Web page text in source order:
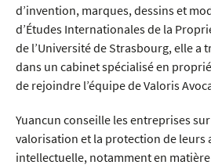
d’invention, marques, dessins et
d’Études Internationales de la
de l’Université de Strasbourg, elle a
dans un cabinet spécialisé en
de rejoindre l’équipe de Valoris
Yuancun conseille les entreprises
valorisation et la protection de leurs
intellectuelle, notamment en